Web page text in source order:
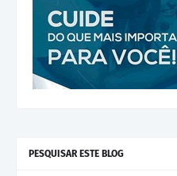
PESQUISAR ESTE BLOG